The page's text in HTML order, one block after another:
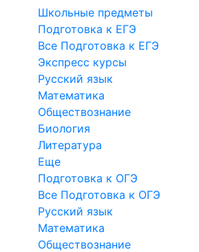
Школьные предметы
Подготовка к ЕГЭ
Все Подготовка к ЕГЭ
Экспресс курсы
Русский язык
Математика
Обществознание
Биология
Литература
Еще
Подготовка к ОГЭ
Все Подготовка к ОГЭ
Русский язык
Математика
Обществознание